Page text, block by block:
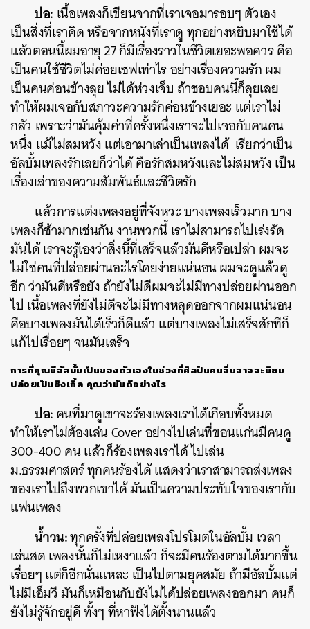
ปอ: เนื้อเพลงก็เขียนจากที่เราเจอมารอบๆ ตัวเอง
เป็นสิ่งที่เราคิด หรือจากหนังที่เราดู ทุกอย่างหยิบมาใช้ได้
แล้วตอนนี้ผมอายุ 27 ก็มีเรื่องราวในชีวิตเยอะพอควร คือ
เป็นคนใช้ชีวิตไม่ค่อยเซฟเท่าไร อย่างเรื่องความรัก ผม
เป็นคนค่อนข้างลุย ไม่ได้ห่วงเจ็บ ถ้าชอบคนนี้ก็ลุยเลย
ทำให้ผมเจอกับสภาวะความรักค่อนข้างเยอะ แต่เราไม่
กลัว เพราะว่ามันคุ้มค่าที่ครั้งหนึ่งเราจะไปเจอกับคนคน
หนึ่ง แม้ไม่สมหวัง แต่เอามาเล่าเป็นเพลงได้ เรียกว่าเป็น
อัลบั้มเพลงรักเลยก็ว่าได้ คือรักสมหวังและไม่สมหวัง เป็น
เรื่องเล่าของความสัมพันธ์และชีวิตรัก
แล้วการแต่งเพลงอยู่ที่จังหวะ บางเพลงเร็วมาก บาง
เพลงก็ช้ามากเช่นกัน งานพวกนี้ เราไม่สามารถไปเร่งรัด
มันได้ เราจะรู้เองว่าสิ่งนี้ที่เสร็จแล้วมันดีหรือเปล่า ผมจะ
ไม่ใช่คนที่ปล่อยผ่านอะไรโดยง่ายแน่นอน ผมจะดูแล้วดู
อีก ว่ามันดีหรือยัง ถ้ายังไม่ดีผมจะไม่มีทางปล่อยผ่านออก
ไป เนื้อเพลงที่ยังไม่ดีจะไม่มีทางหลุดออกจากผมแน่นอน
คือบางเพลงมันได้เร็วก็ดีแล้ว แต่บางเพลงไม่เสร็จสักทีก็
แก้ไปเรื่อยๆ จนมันเสร็จ
การที่คุณมีอัลบั้มเป็นของตัวเองในช่วงที่ศิลปินคนอื่นอาจจะนิยม
ปล่อยเป็นซิงเกิ้ล คุณว่ามันดีอย่างไร
ปอ:คนที่มาดูเขาจะร้องเพลงเราได้เกือบทั้งหมด
ทำให้เราไม่ต้องเล่น Cover อย่างไปเล่นที่ขอนแก่นมีคนดู
300-400 คน แล้วก็ร้องเพลงเราได้ ไปเล่น
ม.ธรรมศาสตร์ ทุกคนร้องได้ แสดงว่าเราสามารถส่งเพลง
ของเราไปถึงพวกเขาได้ มันเป็นความประทับใจของเรากับ
แฟนเพลง
น้ำวน:ทุกครั้งที่ปล่อยเพลงโปรโมตในอัลบั้ม เวลา
เล่นสด เพลงนั้นก็ไม่เหงาแล้ว ก็จะมีคนร้องตามได้มากขึ้น
เรื่อยๆ แต่ก็อีกนั่นแหละ เป็นไปตามยุคสมัย ถ้ามีอัลบั้มแต่
ไม่มีเอ็มวี มันก็เหมือนกับยังไม่ได้ปล่อยเพลงออกมา คนก็
ยังไม่รู้จักอยู่ดี ทั้งๆ ที่หาฟังได้ตั้งนานแล้ว